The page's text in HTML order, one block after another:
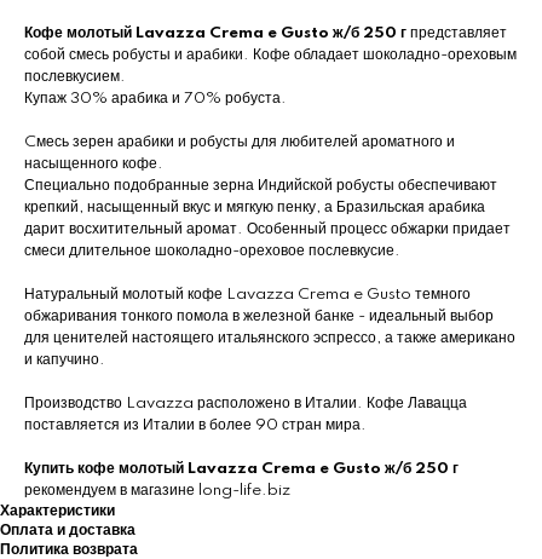
Кофе молотый Lavazza Crema e Gusto ж/б 250 г представляет
собой смесь робусты и арабики. Кофе обладает шоколадно-ореховым
послевкусием.
Купаж 30% арабика и 70% робуста.
Cмесь зерен арабики и робусты для любителей ароматного и
насыщенного кофе.
Специально подобранные зерна Индийской робусты обеспечивают
крепкий, насыщенный вкус и мягкую пенку, а Бразильская арабика
дарит восхитительный аромат. Особенный процесс обжарки придает
смеси длительное шоколадно-ореховое послевкусие.
Натуральный молотый кофе Lavazza Crema e Gusto темного
обжаривания тонкого помола в железной банке - идеальный выбор
для ценителей настоящего итальянского эспрессо, а также американо
и капучино.
Производство Lavazza расположено в Италии. Кофе Лавацца
поставляется из Италии в более 90 стран мира.
Купить кофе молотый Lavazza Crema e Gusto ж/б 250 г
рекомендуем в магазине long-life.biz
Характеристики
Оплата и доставка
Политика возврата